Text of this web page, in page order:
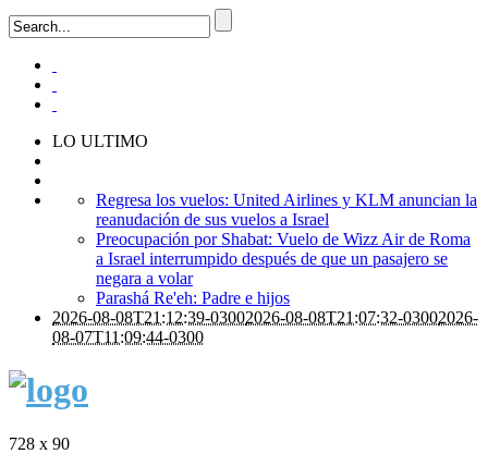
LO ULTIMO
Regresa los vuelos: United Airlines y KLM anuncian la
reanudación de sus vuelos a Israel
Preocupación por Shabat: Vuelo de Wizz Air de Roma
a Israel interrumpido después de que un pasajero se
negara a volar
Parashá Re'eh: Padre e hijos
2026-08-08T21:12:39-03002026-08-08T21:07:32-03002026-
08-07T11:09:44-0300
728 x 90